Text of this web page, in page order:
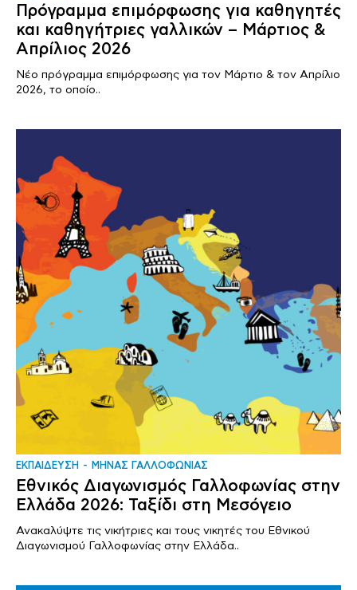
Πρόγραμμα επιμόρφωσης για καθηγητές
και καθηγήτριες γαλλικών – Μάρτιος &
Απρίλιος 2026
Νέο πρόγραμμα επιμόρφωσης για τον Μάρτιο & τον Απρίλιο
2026, το οποίο..
ΕΚΠΑΙΔΕΥΣΗ ΜΗΝΑΣ ΓΑΛΛΟΦΩΝΙΑΣ
Εθνικός Διαγωνισμός Γαλλοφωνίας στην
Ελλάδα 2026: Ταξίδι στη Μεσόγειο
Ανακαλύψτε τις νικήτριες και τους νικητές του Εθνικού
Διαγωνισμού Γαλλοφωνίας στην Ελλάδα..